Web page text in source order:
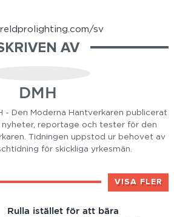
sv
AV
DMH
- Den Moderna Hantverkaren publicerat
nyheter, reportage och tester för den
Tidningen uppstod ur behovet av
för skickliga yrkesmän.
VISA FLER
Rulla istället för att bära